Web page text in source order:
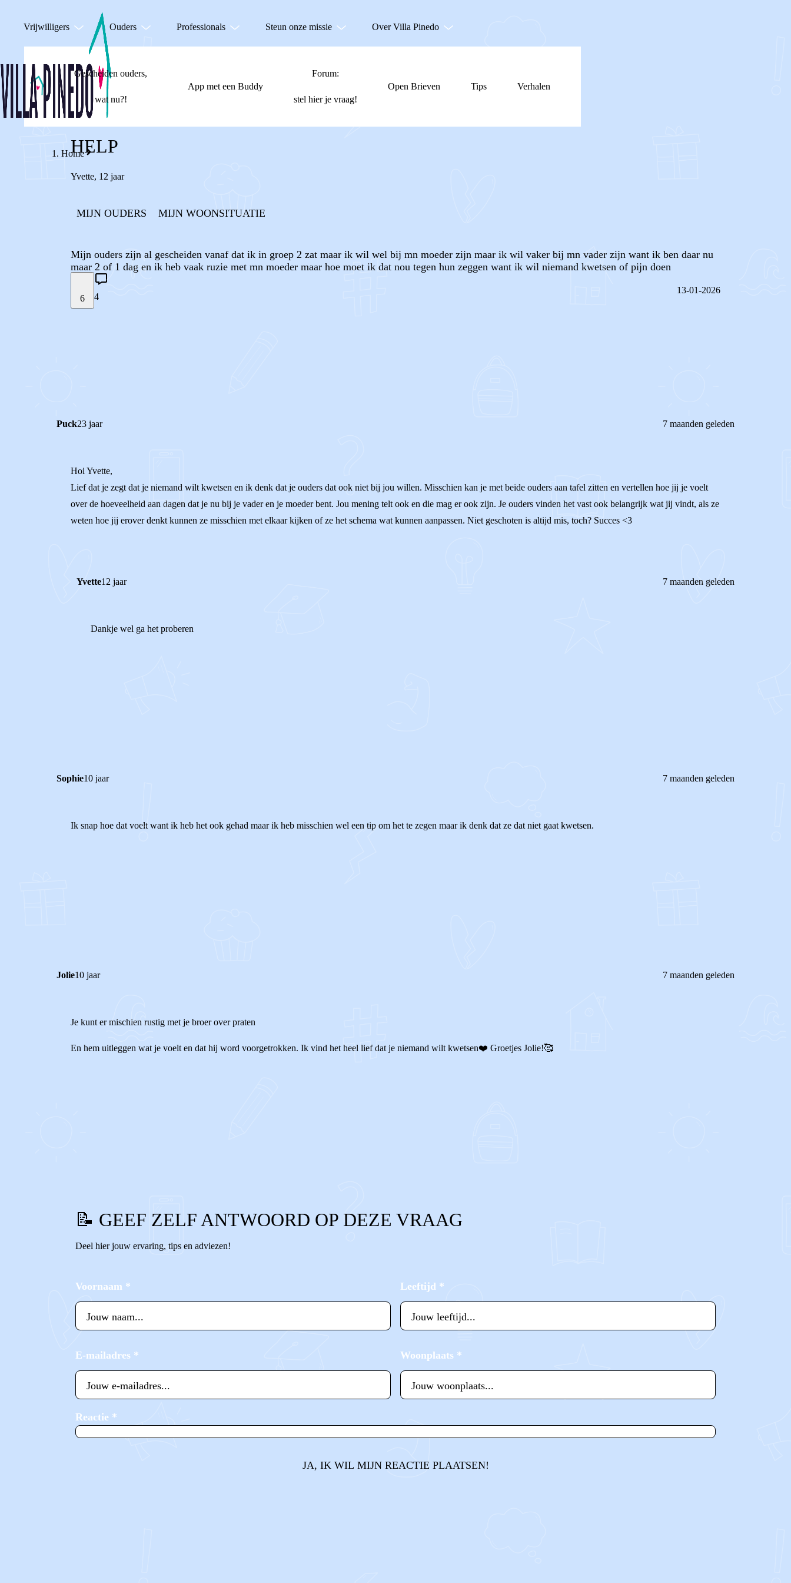
Vrijwilligers Ouders Professionals Steun onze missie Over Villa Pinedo
Gescheiden ouders,
wat nu?!
App met een Buddy
Forum:
stel hier je vraag!
Open Brieven Tips Verhalen
Home
HELP
Yvette, 12 jaar
MIJN OUDERS MIJN WOONSITUATIE
Mijn ouders zijn al gescheiden vanaf dat ik in groep 2 zat maar ik wil wel bij mn moeder zijn maar ik wil vaker bij mn vader zijn want ik ben daar nu
maar 2 of 1 dag en ik heb vaak ruzie met mn moeder maar hoe moet ik dat nou tegen hun zeggen want ik wil niemand kwetsen of pijn doen
6 4
13-01-2026
Puck23 jaar 7 maanden geleden
Hoi Yvette,
Lief dat je zegt dat je niemand wilt kwetsen en ik denk dat je ouders dat ook niet bij jou willen. Misschien kan je met beide ouders aan tafel zitten en vertellen hoe jij je voelt
over de hoeveelheid aan dagen dat je nu bij je vader en je moeder bent. Jou mening telt ook en die mag er ook zijn. Je ouders vinden het vast ook belangrijk wat jij vindt, als ze
weten hoe jij erover denkt kunnen ze misschien met elkaar kijken of ze het schema wat kunnen aanpassen. Niet geschoten is altijd mis, toch? Succes <3
Yvette12 jaar 7 maanden geleden
Dankje wel ga het proberen
Sophie10 jaar 7 maanden geleden
Ik snap hoe dat voelt want ik heb het ook gehad maar ik heb misschien wel een tip om het te zegen maar ik denk dat ze dat niet gaat kwetsen.
Jolie10 jaar 7 maanden geleden
Je kunt er mischien rustig met je broer over praten
En hem uitleggen wat je voelt en dat hij word voorgetrokken. Ik vind het heel lief dat je niemand wilt kwetsen❤️ Groetjes Jolie!🥰
📝 GEEF ZELF ANTWOORD OP DEZE VRAAG
Deel hier jouw ervaring, tips en adviezen!
Voornaam * Leeftijd *
E-mailadres * Woonplaats *
Reactie *
JA, IK WIL MIJN REACTIE PLAATSEN!